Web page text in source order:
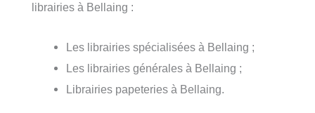
librairies à Bellaing :
Les librairies spécialisées à Bellaing ;
Les librairies générales à Bellaing ;
Librairies papeteries à Bellaing.